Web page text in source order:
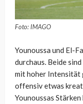
Foto: IMAGO
Younoussa und El-
durchaus. Beide
mit hoher Intensität
offensiv etwas
Younoussas